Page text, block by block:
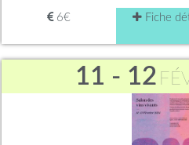
6€ Fiche
11 - 12